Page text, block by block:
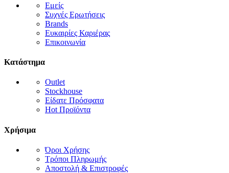
Εμείς
Συχνές Ερωτήσεις
Brands
Ευκαιρίες Καριέρας
Επικοινωνία
Κατάστημα
Outlet
Stockhouse
Είδατε Πρόσφατα
Hot Προϊόντα
Χρήσιμα
Όροι Χρήσης
Τρόποι Πληρωμής
Αποστολή & Επιστροφές